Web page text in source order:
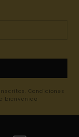
Condiciones
bienvenida